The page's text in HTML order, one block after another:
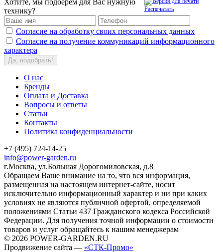
Распечатать
технику?
Согласие на обработку своих персональных данных
Согласие на получение коммуникаций информационного
характера
Да, подобрать!
О нас
Бренды
Оплата и Доставка
Вопросы и ответы
Статьи
Контакты
Политика конфиденциальности
+7 (495) 724-14-25
info@power-garden.ru
г.Москва, ул.Большая Дорогомиловская, д.8
Обращаем Ваше внимание на то, что вся информация,
размещенная на настоящем интернет-сайте, носит
исключительно информационный характер и ни при каких
условиях не являются публичной офертой, определяемой
положениями Статьи 437 Гражданского кодекса Российской
Федерации. Для получения точной информации о стоимости
товаров и услуг обращайтесь к нашим менеджерам
© 2026 POWER-GARDEN.RU
Продвижение сайта — «СТК-Промо»